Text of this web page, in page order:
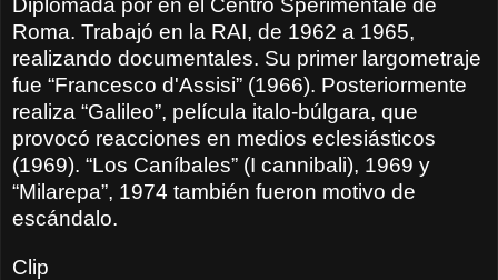
Roma. Trabajó en la RAI, de 1962 a 1965,
realizando documentales. Su primer largometraje
fue “Francesco d'Assisi” (1966). Posteriormente
realiza “Galileo”, película italo-búlgara, que
provocó reacciones en medios eclesiásticos
(1969). “Los Caníbales” (I cannibali), 1969 y
“Milarepa”, 1974 también fueron motivo de
escándalo.
Clip